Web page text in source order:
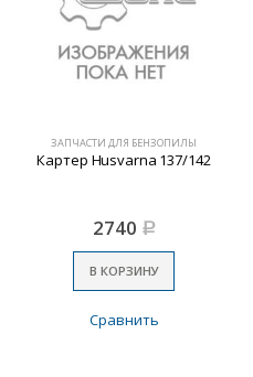
ЗАПЧАСТИ ДЛЯ БЕНЗОПИЛЫ
Картер Husvarna 137/142
2740 Р
В КОРЗИНУ
Сравнить